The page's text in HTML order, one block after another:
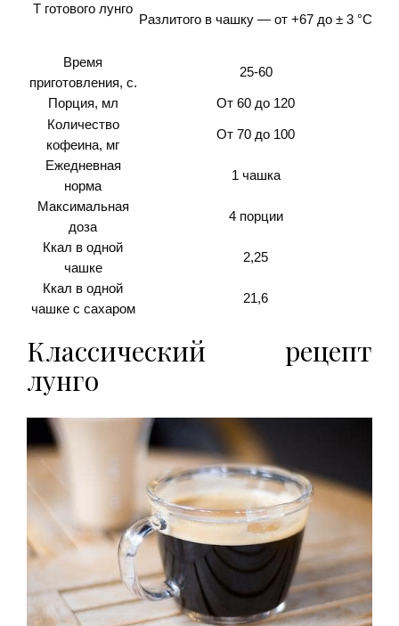
T готового лунго
Разлитого в чашку — от +67 до ± 3 °C
Время
приготовления, с.
25-60
Порция, мл
От 60 до 120
Количество
кофеина, мг
От 70 до 100
Ежедневная
норма
1 чашка
Максимальная
доза
4 порции
Ккал в одной
чашке
2,25
Ккал в одной
чашке с сахаром
21,6
Классический рецепт
лунго